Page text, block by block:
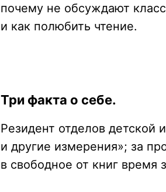
почему не обсуждают
и как полюбить чтение.
Три факта о себе.
Резидент отделов детской
и другие измерения»; за
в свободное от книг время